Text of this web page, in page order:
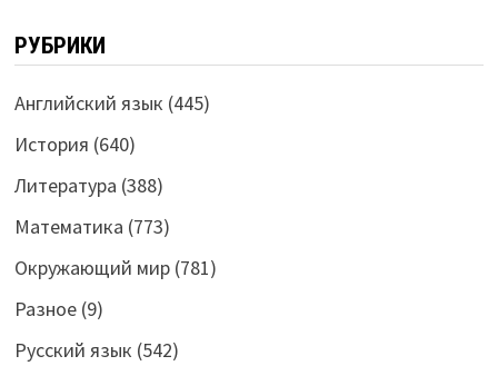
РУБРИКИ
Английский язык (445)
История (640)
Литература (388)
Математика (773)
Окружающий мир(781)
Разное(9)
Русский язык (542)